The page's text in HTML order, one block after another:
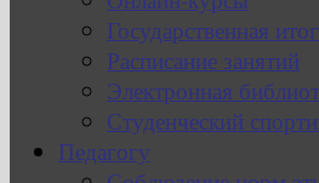
Государственная
Расписание занятий
Электронная
Студенческий
Педагогу